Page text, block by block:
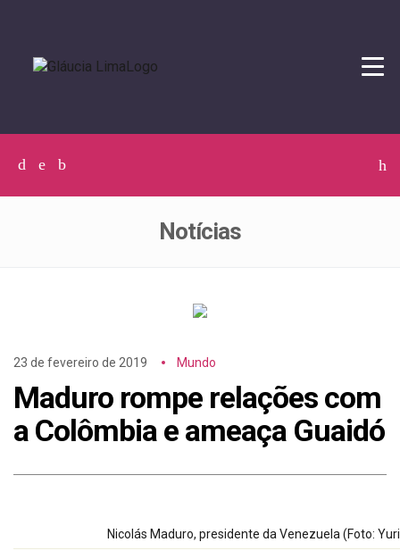
Facebook
TwitterInstagram
Notícias
23 de fevereiro de 2019 Mundo
Maduro rompe relações com
a Colômbia e ameaça Guaidó
Nicolás Maduro, presidente da Venezuela (Foto: